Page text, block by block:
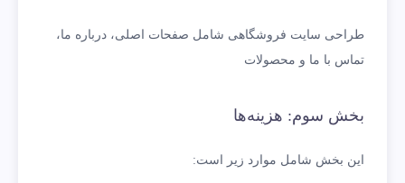
طراحی سایت فروشگاهی شامل صفحات اصلی، درباره ما،
تماس با ما و محصولات
بخش سوم: هزینه‌ها
این بخش شامل موارد زیر است: